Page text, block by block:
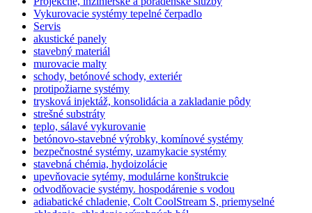
Vykurovacie systémy tepelné čerpadlo
Servis
akustické panely
stavebný materiál
murovacie malty
schody, betónové schody, exteriér
protipožiarne systémy
trysková injektáž, konsolidácia a zakladanie pôdy
strešné substráty
teplo, sálavé vykurovanie
betónovo-stavebné výrobky, komínové systémy
bezpečnostné systémy, uzamykacie systémy
stavebná chémia, hydoizolácie
upevňovacie sytémy, modulárne konštrukcie
odvodňovacie systémy. hospodárenie s vodou
adiabatické chladenie, Colt CoolStream S, priemyselné